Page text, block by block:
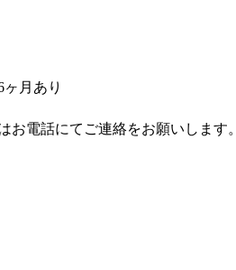
月あり
お電話にてご連絡をお願いします。